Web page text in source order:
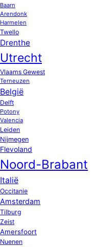
Baarn
Arendonk
Harmelen
Twello
Drenthe
Utrecht
Vlaams Gewest
Terneuzen
België
Delft
Potony
Valencia
Leiden
Nijmegen
Flevoland
Noord-Brabant
Italië
Occitanie
Amsterdam
Tilburg
Zeist
Amersfoort
Nuenen